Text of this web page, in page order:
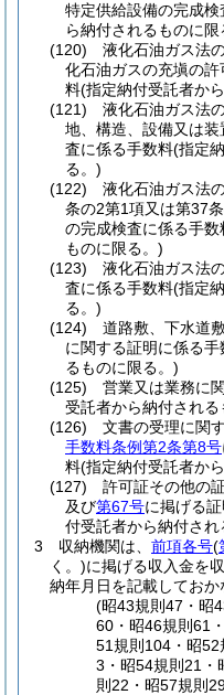
特定供給設備の完成
ら納付されるものに限
(120)
液化石油ガス法
化石油ガスの充塡の
料(指定納付受託者か
(121)
液化石油ガス法
地、構造、設備又は
査に係る手数料(指定
る。)
(122)
液化石油ガス法
条の2第1項又は第37
の完成検査に係る手数
ものに限る。)
(123)
液化石油ガス法
査に係る手数料(指定
る。)
(124)
道路敷、下水道
に関する証明に係る手
るものに限る。)
(125)
営業又は業務に
受託者から納付され
(126)
文書の受理に関
手数料条例第2条第8号
料(指定納付受託者か
(127)
許可証その他の
及び第67号に掲げる
付受託者から納付さ
3
収納機関は、 前項各号(
く。)に掲げる収入金を
納年月日を記載しておか
(昭43規則47・昭
60・昭46規則61
51規則104・昭52
3・昭54規則21・
則22・昭57規則